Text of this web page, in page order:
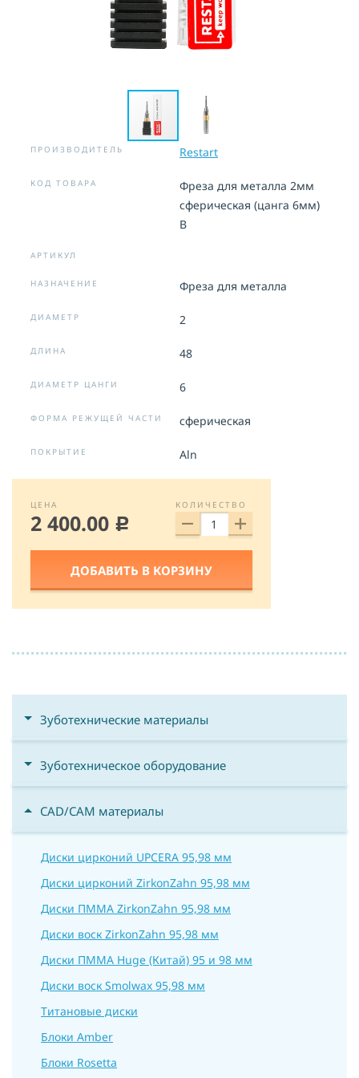
Зуботехнические материалы
Зуботехническое оборудование
CAD/CAM материалы
Диски цирконий UPCERA 95,98 мм
Диски цирконий ZirkonZahn 95,98 мм
Диски ПММА ZirkonZahn 95,98 мм
Диски воск ZirkonZahn 95,98 мм
Диски ПММА Huge (Китай) 95 и 98 мм
Диски воск Smolwax 95,98 мм
Титановые диски
Блоки Amber
Блоки Rosetta
ПРОИЗВОДИТЕЛЬ Restart
КОД ТОВАРА
Фреза для металла 2мм
сферическая (цанга 6мм)
B
АРТИКУЛ
НАЗНАЧЕНИЕ Фреза для металла
ДИАМЕТР 2
ДЛИНА 48
ДИАМЕТР ЦАНГИ 6
ФОРМА РЕЖУЩЕЙ ЧАСТИ сферическая
ПОКРЫТИЕ Aln
ЦЕНА
2 400.00 c
КОЛИЧЕСТВО
ДОБАВИТЬ В КОРЗИНУ